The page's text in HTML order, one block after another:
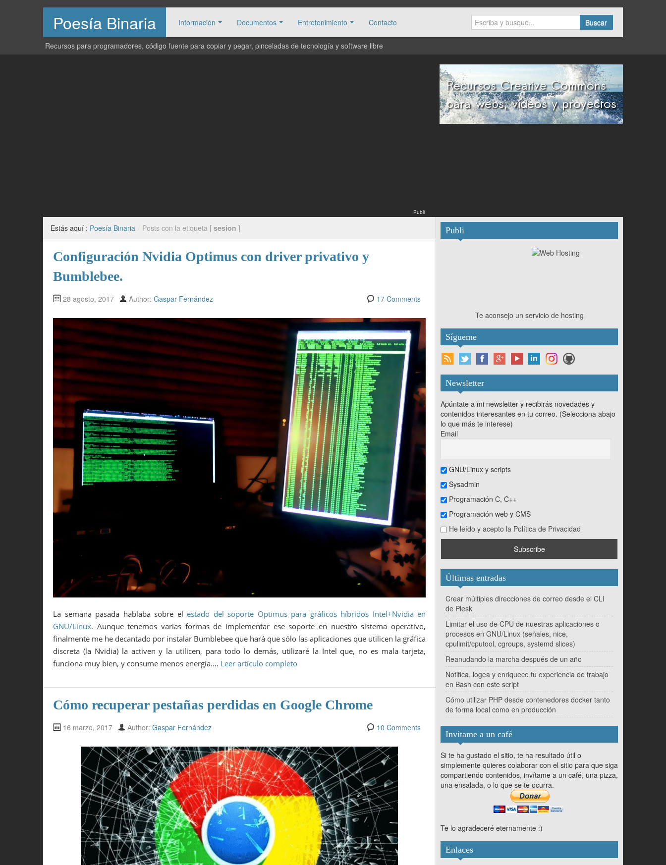
Poesía Binaria Información Documentos Entretenimiento Contacto Buscar
Recursos para programadores, código fuente para copiar y pegar, pinceladas de tecnología y software libre
Publi
Estás aquí : Poesía Binaria / Posts con la etiqueta [ sesion ]
Configuración Nvidia Optimus con driver privativo y
Bumblebee.
28 agosto, 2017 Author: Gaspar Fernández 17 Comments
La semana pasada hablaba sobre el estado del soporte Optimus para gráficos híbridos Intel+Nvidia en
GNU/Linux. Aunque tenemos varias formas de implementar ese soporte en nuestro sistema operativo,
finalmente me he decantado por instalar Bumblebee que hará que sólo las aplicaciones que utilicen la gráfica
discreta (la Nvidia) la activen y la utilicen, para todo lo demás, utilizaré la Intel que, no es mala tarjeta,
funciona muy bien, y consume menos energía.… Leer artículo completo
Cómo recuperar pestañas perdidas en Google Chrome
16 marzo, 2017 Author: Gaspar Fernández 10 Comments
Publi
Te aconsejo un servicio de hosting
Sígueme
Newsletter
Apúntate a mi newsletter y recibirás novedades y
contenidos interesantes en tu correo. (Selecciona abajo
lo que más te interese)
Email
GNU/Linux y scripts
Sysadmin
Programación C, C++
Programación web y CMS
He leído y acepto la Política de Privacidad
Últimas entradas
Crear múltiples direcciones de correo desde el CLI
de Plesk
Limitar el uso de CPU de nuestras aplicaciones o
procesos en GNU/Linux (señales, nice,
cpulimit/cputool, cgroups, systemd slices)
Reanudando la marcha después de un año
Notifica, logea y enriquece tu experiencia de trabajo
en Bash con este script
Cómo utilizar PHP desde contenedores docker tanto
de forma local como en producción
Invítame a un café
Si te ha gustado el sitio, te ha resultado útil o
simplemente quieres colaborar con el sitio para que siga
compartiendo contenidos, invítame a un café, una pizza,
una ensalada, o lo que se te ocurra.
Te lo agradeceré eternamente :)
Enlaces